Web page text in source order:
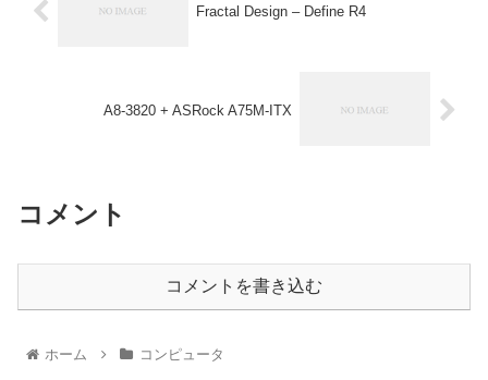
Fractal Design – Define R4
A8-3820 + ASRock A75M-ITX
コメント
コメントを書き込む
ホーム コンピュータ